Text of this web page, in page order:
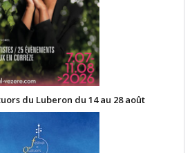
du Luberon du 14 au 28 août